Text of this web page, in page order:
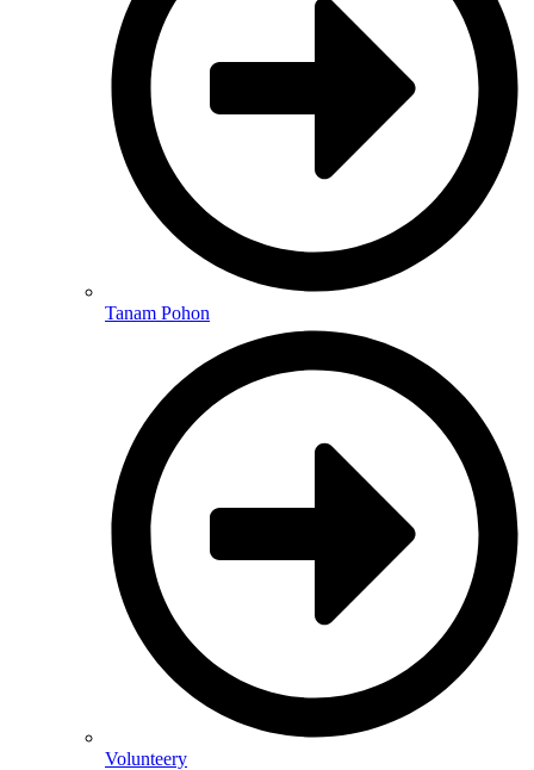
Tanam Pohon
Volunteery